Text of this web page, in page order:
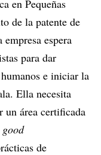
en Pequeñas
de la patente de
espera
para dar
e iniciar la
Ella necesita
un área certificada
good
de